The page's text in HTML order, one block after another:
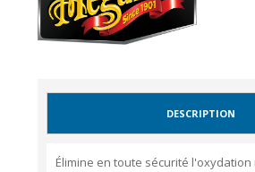
DESCRIPTION
Élimine en toute sécurité l'oxydation